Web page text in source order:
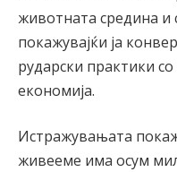
животната средина
покажувајќи ја
рударски практики
економија.
Истражувањата
живееме има осум